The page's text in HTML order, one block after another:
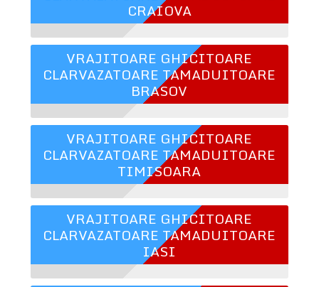
CRAIOVA
VRAJITOARE GHICITOARE
CLARVAZATOARE TAMADUITOARE
BRASOV
VRAJITOARE GHICITOARE
CLARVAZATOARE TAMADUITOARE
TIMISOARA
VRAJITOARE GHICITOARE
CLARVAZATOARE TAMADUITOARE
IASI